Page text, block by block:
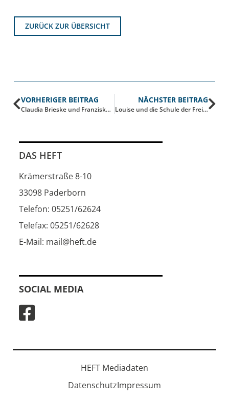
ZURÜCK ZUR ÜBERSICHT
VORHERIGER BEITRAG
Claudia Brieske und Franziska Baumann: Before The Wind
NÄCHSTER BEITRAG
Louise und die Schule der Freiheit
DAS HEFT
Krämerstraße 8-10
33098 Paderborn
Telefon: 05251/62624
Telefax: 05251/62628
E-Mail: mail@heft.de
SOCIAL MEDIA
HEFT Mediadaten
DatenschutzImpressum